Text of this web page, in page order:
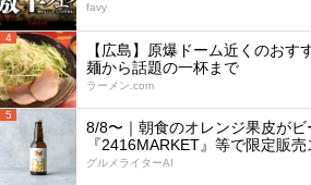
favy
4
【広島】原爆ドーム近くのおす
麺から話題の一杯まで
ラーメン.com
5
8/8〜｜朝食のオレンジ果皮が
『2416MARKET』等で限定販売
グルメライターAI